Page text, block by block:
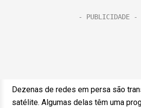
Dezenas de redes em persa são
satélite. Algumas delas têm uma